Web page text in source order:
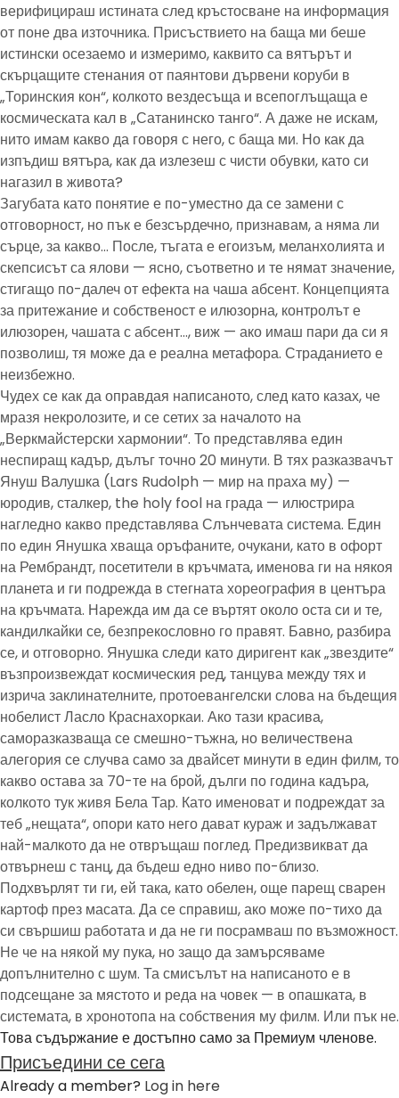
верифицираш истината след кръстосване на информация
от поне два източника. Присъствието на баща ми беше
истински осезаемо и измеримо, каквито са вятърът и
скърцащите стенания от паянтови дървени коруби в
„Торинския кон“, колкото вездесъща и всепоглъщаща е
космическата кал в „Сатанинско танго“. А даже не искам,
нито имам какво да говоря с него, с баща ми. Но как да
изпъдиш вятъра, как да излезеш с чисти обувки, като си
нагазил в живота?
Загубата като понятие е по-уместно да се замени с
отговорност, но пък е безсърдечно, признавам, а няма ли
сърце, за какво… После, тъгата е егоизъм, меланхолията и
скепсисът са ялови — ясно, съответно и те нямат значение,
стигащо по-далеч от ефекта на чаша абсент. Концепцията
за притежание и собственост е илюзорна, контролът е
илюзорен, чашата с абсент…, виж — ако имаш пари да си я
позволиш, тя може да е реална метафора. Страданието е
неизбежно.
Чудех се как да оправдая написаното, след като казах, че
мразя некролозите, и се сетих за началото на
„Веркмайстерски хармонии“. То представлява един
неспиращ кадър, дълъг точно 20 минути. В тях разказвачът
Януш Валушка (Lars Rudolph — мир на праха му) —
юродив, сталкер, the holy fool на града — илюстрира
нагледно какво представлява Слънчевата система. Един
по един Янушка хваща оръфаните, очукани, като в офорт
на Рембрандт, посетители в кръчмата, именова ги на някоя
планета и ги подрежда в стегната хореография в центъра
на кръчмата. Нарежда им да се въртят около оста си и те,
кандилкайки се, безпрекословно го правят. Бавно, разбира
се, и отговорно. Янушка следи като диригент как „звездите“
възпроизвеждат космическия ред, танцува между тях и
изрича заклинателните, протоевангелски слова на бъдещия
нобелист Ласло Краснахоркаи. Ако тази красива,
саморазказваща се смешно-тъжна, но величествена
алегория се случва само за двайсет минути в един филм, то
какво остава за 70-те на брой, дълги по година кадъра,
колкото тук живя Бела Тар. Като именоват и подреждат за
теб „нещата“, опори като него дават кураж и задължават
най-малкото да не отвръщаш поглед. Предизвикват да
отвърнеш с танц, да бъдеш едно ниво по-близо.
Подхвърлят ти ги, ей така, като обелен, още парещ сварен
картоф през масата. Да се справиш, ако може по-тихо да
си свършиш работата и да не ги посрамваш по възможност.
Не че на някой му пука, но защо да замърсяваме
допълнително с шум. Та смисълът на написаното е в
подсещане за мястото и реда на човек — в опашката, в
системата, в хронотопа на собствения му филм. Или пък не.
Това съдържание е достъпно само за Премиум членове.
Присъедини се сега
Already a member? Log in here